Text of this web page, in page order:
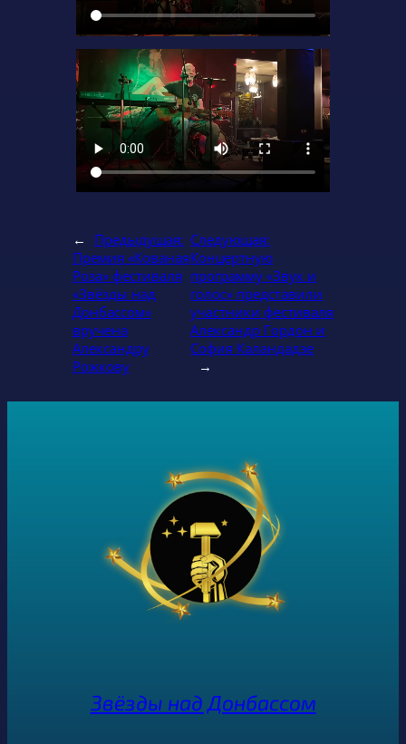
←
Предыдущая:
Премия «Кованая
Роза» фестиваля
«Звёзды над
Донбассом»
вручена
Александру
Рожкову
Следующая:
Концертную
программу «Звук и
голос» представили
участники фестиваля
Александр Гордон и
София Каландадзе
→
Звёзды над Донбассом